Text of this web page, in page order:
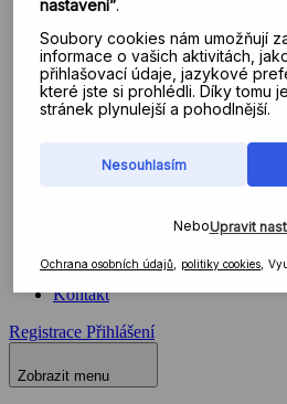
Autonomně řízený e-mailing
Strategický marketing
Propojení se Shoptet
Jak to vidí klienti
Případové studie
Reference
Znalostní báze
Produkt
Webinář
Nápověda
Kontakt
Registrace Přihlášení
Zobrazit menu